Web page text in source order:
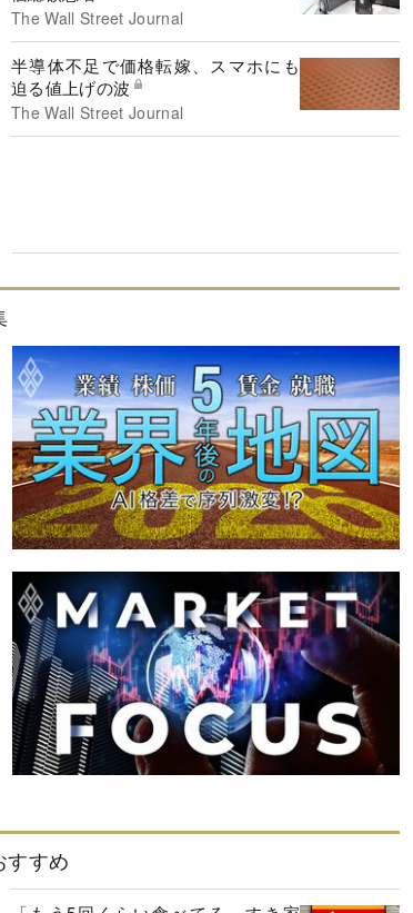
The Wall Street Journal
半導体不足で価格転嫁、スマホにも
迫る値上げの波
The Wall Street Journal
すすめ